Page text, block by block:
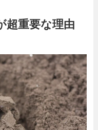
超重要な理由